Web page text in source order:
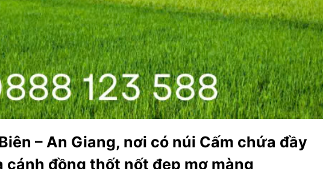
– An Giang, nơi có núi Cấm chứa đầy
cánh đồng thốt nốt đẹp mơ màng